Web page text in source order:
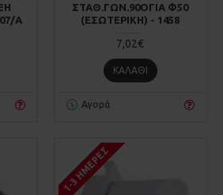
A
ΣΤΑΘ.ΓΩΝ.90ΟΓΙΑ Φ50
(ΕΣΩΤΕΡΙΚΗ) - 1458
7,02€
ΚΑΛΆΘΙ
Αγορά
1-3 ΗΜΈΡΕΣ